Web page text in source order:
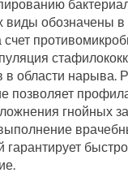
виды обозначены в
счет
в области нарыва.
позволяет
гнойных
гарантирует